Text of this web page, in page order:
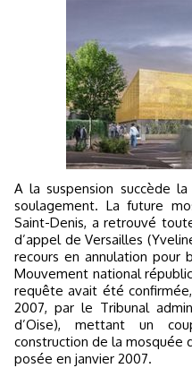
A la suspension succède la validation et à l’incertitude, le
soulagement. La future
Saint-Denis, a retrouvé
d’appel de Versailles
recours en annulation pour
Mouvement national
requête avait été
2007, par le Tribunal
d’Oise), mettant un
construction de la mosquée
posée en janvier 2007.